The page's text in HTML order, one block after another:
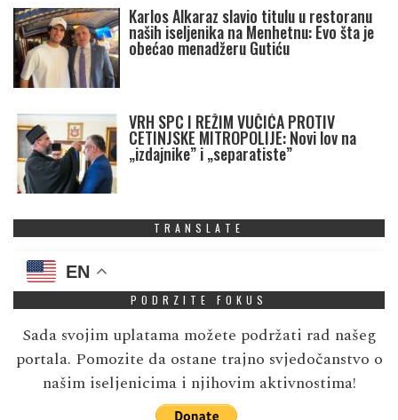
Karlos Alkaraz slavio titulu u restoranu
naših iseljenika na Menhetnu: Evo šta je
obećao menadžeru Gutiću
VRH SPC I REŽIM VUČIĆA PROTIV
CETINJSKE MITROPOLIJE: Novi lov na
„izdajnike” i „separatiste”
TRANSLATE
EN
PODRZITE FOKUS
Sada svojim uplatama možete podržati rad našeg
portala. Pomozite da ostane trajno svjedočanstvo o
našim iseljenicima i njihovim aktivnostima!